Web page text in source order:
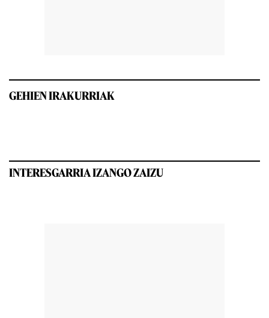
GEHIEN IRAKURRIAK
INTERESGARRIA IZANGO ZAIZU